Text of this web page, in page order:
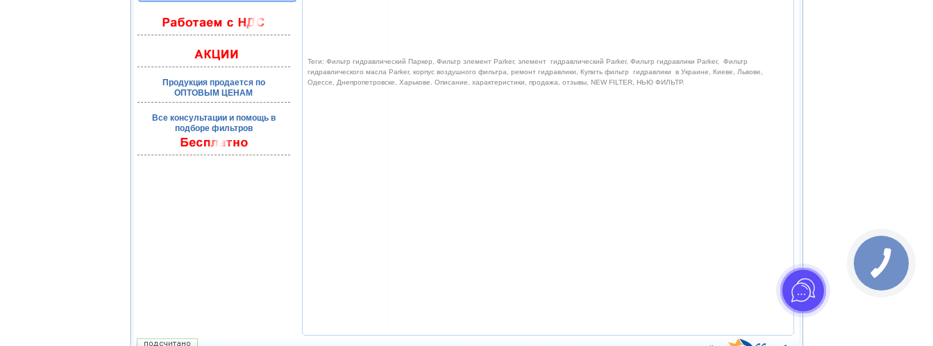
Продукция продается по
ОПТОВЫМ ЦЕНАМ
Все консультации и помощь в
подборе фильтров
Теги: Фильтр гидравлический Паркер, Фильтр элемент Parker, элемент гидравлический Parker, Фильтр гидравлики Parker, Фильтр
гидравлического масла Parker, корпус воздушного фильтра, ремонт гидравлики, Купить фильтр гидравлики в Украине, Киеве, Львове,
Одессе, Днепропетровске, Харькове. Описание, характеристики, продажа, отзывы, NEW FILTER, НЬЮ ФИЛЬТР.